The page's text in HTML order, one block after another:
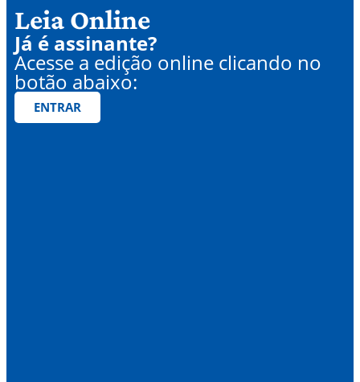
Leia Online
Já é assinante?
Acesse a edição online clicando no
botão abaixo:
ENTRAR